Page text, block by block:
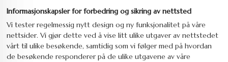
Informasjonskapsler for forbedring og sikring av nettsted
Vi tester regelmessig nytt design og ny funksjonalitet på våre
nettsider. Vi gjør dette ved å vise litt ulike utgaver av nettstedet
vårt til ulike besøkende, samtidig som vi følger med på hvordan
de besøkende responderer på de ulike utgavene av våre